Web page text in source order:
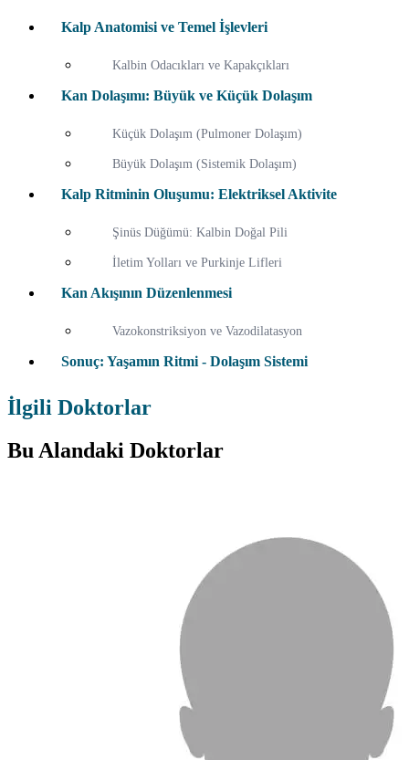
Kalp Anatomisi ve Temel İşlevleri
Kalbin Odacıkları ve Kapakçıkları
Kan Dolaşımı: Büyük ve Küçük Dolaşım
Küçük Dolaşım (Pulmoner Dolaşım)
Büyük Dolaşım (Sistemik Dolaşım)
Kalp Ritminin Oluşumu: Elektriksel Aktivite
Şinüs Düğümü: Kalbin Doğal Pili
İletim Yolları ve Purkinje Lifleri
Kan Akışının Düzenlenmesi
Vazokonstriksiyon ve Vazodilatasyon
Sonuç: Yaşamın Ritmi - Dolaşım Sistemi
İlgili Doktorlar
Bu Alandaki Doktorlar